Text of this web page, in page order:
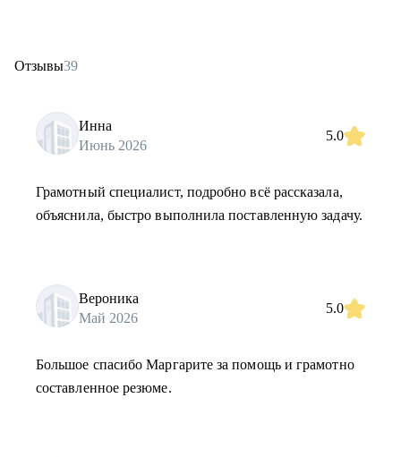
Отзывы39
Инна
Июнь 2026
5.0
Грамотный специалист, подробно всё рассказала,
объяснила, быстро выполнила поставленную задачу.
Вероника
Май 2026
5.0
Большое спасибо Маргарите за помощь и грамотно
составленное резюме.